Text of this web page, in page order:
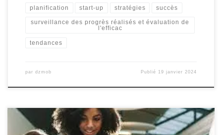
planification start-up stratégies succès
surveillance des progrès réalisés et évaluation de
l'efficac
tendances
par dzmob Publié 19 janvier 2024